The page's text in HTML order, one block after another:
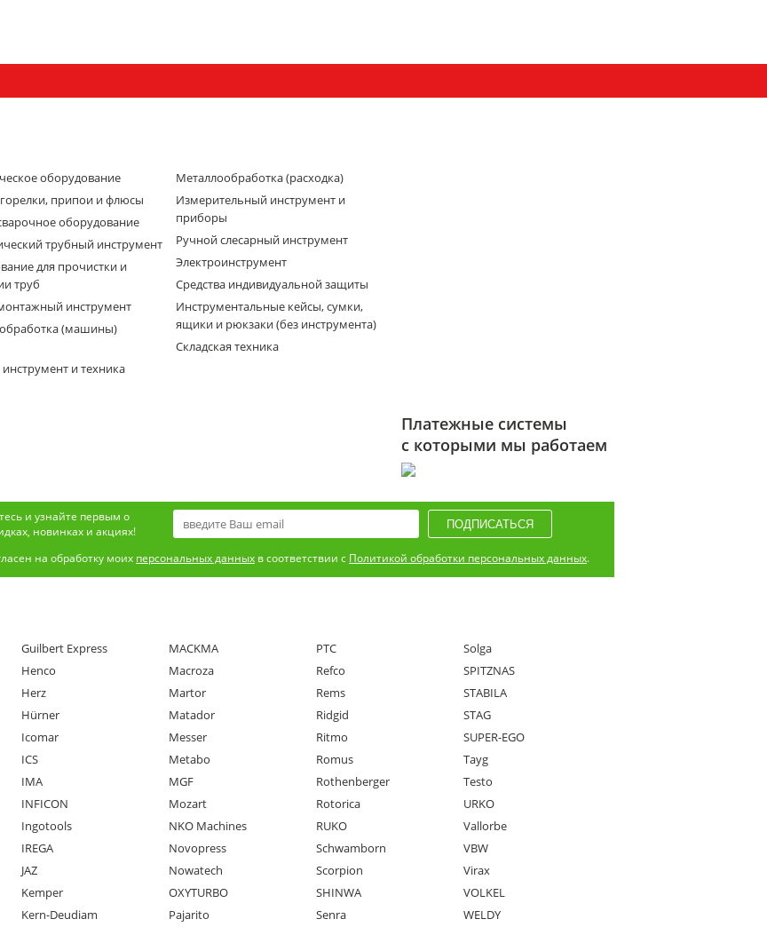
оборудование
припои и флюсы
оборудование
трубный инструмент
для прочистки и
труб
инструмент
(машины)
Металлообработка (расходка)
Измерительный инструмент и
приборы
Ручной слесарный инструмент
Электроинструмент
Средства индивидуальной защиты
Инструментальные кейсы, сумки,
ящики и рюкзаки (без инструмента)
Складская техника
и техника
Платежные системы
с которыми мы работаем
и узнайте первым о
новинках и акциях!
на обработку моих персональных данных в соответствии с Политикой обработки персональных данных.
Guilbert Express
Henco
Herz
Hürner
Icomar
ICS
IMA
INFICON
Ingotools
IREGA
JAZ
Kemper
Kern-Deudiam
MACKMA
Macroza
Martor
Matador
Messer
Metabo
MGF
Mozart
NKO Machines
Novopress
Nowatech
OXYTURBO
Pajarito
PTC
Refco
Rems
Ridgid
Ritmo
Romus
Rothenberger
Rotorica
RUKO
Schwamborn
Scorpion
SHINWA
Senra
Solga
SPITZNAS
STABILA
STAG
SUPER-EGO
Tayg
Testo
URKO
Vallorbe
VBW
Virax
VOLKEL
WELDY